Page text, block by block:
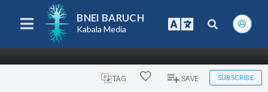
BNEI BARUCH
Kabala Media
TAG SAVE SUBSCRIBE